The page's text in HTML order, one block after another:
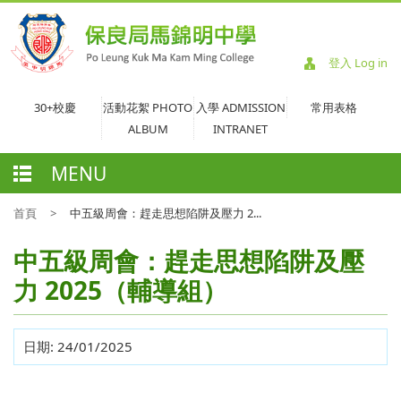
登入 Log in
30+校慶
活動花絮 PHOTO
ALBUM
入學 ADMISSION
常用表格
INTRANET
MENU
首頁 > 中五級周會：趕走思想陷阱及壓力 2...
中五級周會：趕走思想陷阱及壓
力 2025（輔導組）
日期: 24/01/2025